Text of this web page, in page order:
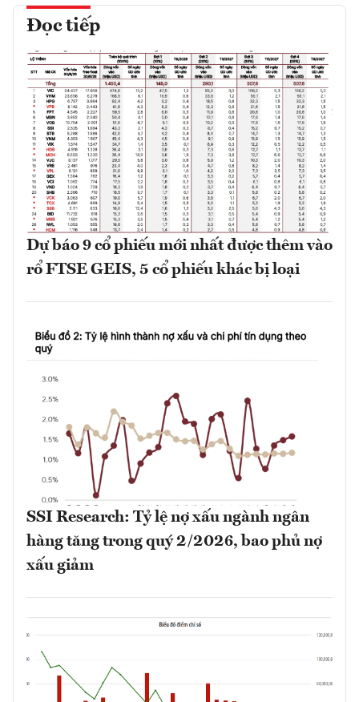
Đọc tiếp
Dự báo 9 cổ phiếu mới nhất được thêm vào
rổ FTSE GEIS, 5 cổ phiếu khác bị loại
SSI Research: Tỷ lệ nợ xấu ngành ngân
hàng tăng trong quý 2/2026, bao phủ nợ
xấu giảm